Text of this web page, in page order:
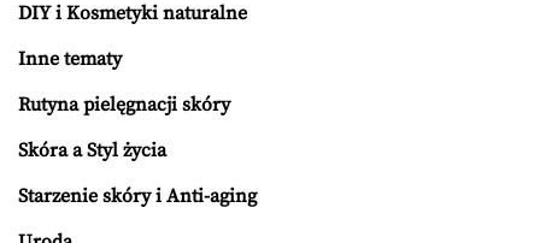
DIY i Kosmetyki naturalne
Inne tematy
Rutyna pielęgnacji skóry
Skóra a Styl życia
Starzenie skóry i Anti-aging